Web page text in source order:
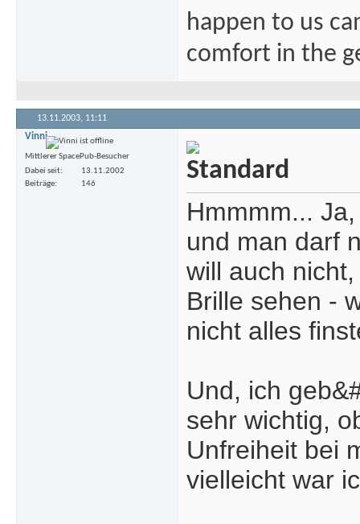
happen to us
comfort in the
13.11.2003, 11:11
Vinni
Mittlerer SpacePub-Besucher
Dabei seit
13.11.2002
Beiträge
146
Hmmmm...
und man darf
will auch
Brille sehen -
nicht alles
Und, ich
sehr wichtig,
Unfreiheit bei
vielleicht war